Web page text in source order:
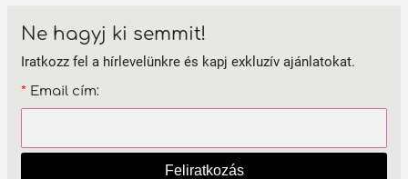
Ne hagyj ki semmit!
Iratkozz fel a hírlevelünkre és kapj exkluzív ajánlatokat.
* Email cím:
Feliratkozás